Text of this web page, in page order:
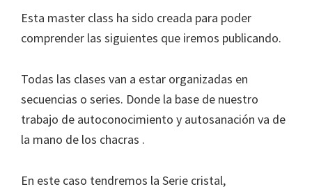
Esta master class ha sido creada para poder
comprender las siguientes que iremos publicando.
Todas las clases van a estar organizadas en
secuencias o series. Donde la base de nuestro
trabajo de autoconocimiento y autosanación va de
la mano de los chacras .
En este caso tendremos la Serie cristal,